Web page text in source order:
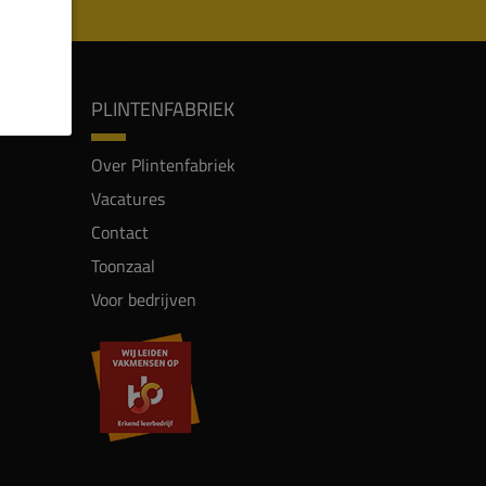
PLINTENFABRIEK
Over Plintenfabriek
Vacatures
Contact
Toonzaal
Voor bedrijven